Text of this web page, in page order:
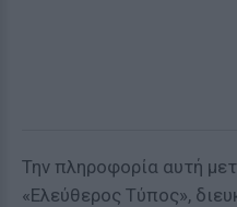
Την πληροφορία αυτή
«Ελεύθερος Τύπος»,